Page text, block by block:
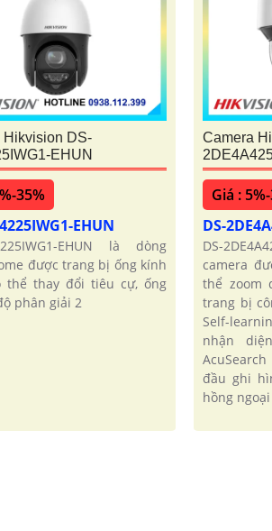
Hikvision DS-
EHUN
35%
EHUN
EHUN là dòng
được trang bị ống kính
thể thay đổi tiêu cự, ống
phân giải 2
Camera
Giá :
DS-
DS-
camera
thể zoom
trang bị
Self-
nhận
đầu ghi
hồng